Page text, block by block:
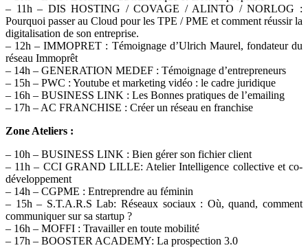
– 11h – DIS HOSTING / COVAGE / ALINTO / NORLOG :
Pourquoi passer au Cloud pour les TPE / PME et comment réussir la
digitalisation de son entreprise.
– 12h – IMMOPRET : Témoignage d’Ulrich Maurel, fondateur du
réseau Immoprêt
– 14h – GENERATION MEDEF : Témoignage d’entrepreneurs
– 15h – PWC : Youtube et marketing vidéo : le cadre juridique
– 16h – BUSINESS LINK : Les Bonnes pratiques de l’emailing
– 17h – AC FRANCHISE : Créer un réseau en franchise
Zone Ateliers :
– 10h – BUSINESS LINK : Bien gérer son fichier client
– 11h – CCI GRAND LILLE: Atelier Intelligence collective et co-
développement
– 14h – CGPME : Entreprendre au féminin
– 15h – S.T.A.R.S Lab: Réseaux sociaux : Où, quand, comment
communiquer sur sa startup ?
– 16h – MOFFI : Travailler en toute mobilité
– 17h – BOOSTER ACADEMY: La prospection 3.0